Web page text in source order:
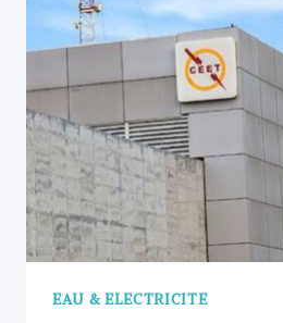
À
NOTSÉ
EAU & ELECTRICITE